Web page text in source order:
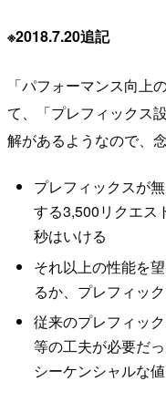
※2018.7.20追記
「パフォーマンス向上
て、「プレフィックス
解があるようなので、
プレフィックスが
する3,500リクエス
秒はいける
それ以上の性能を
るか、プレフィッ
従来のプレフィッ
等の工夫が必要だ
シーケンシャルな